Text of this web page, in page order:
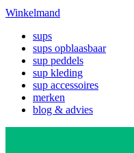
Winkelmand
sups
sups opblaasbaar
sup peddels
sup kleding
sup accessoires
merken
blog & advies